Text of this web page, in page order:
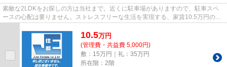
素敵な2LDKをお探しの方は当社まで。近くに駐車場がありますので、駐車スペ
ースの心配は要りません。ストレスフリーな生活を実現する、家賃10.5万円のお
10.5万円
(管理費・共益費 5,000円)
敷：15万円｜礼：35万円
所在階：2階